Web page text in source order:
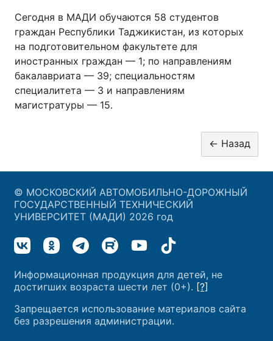
Сегодня в МАДИ обучаются 58 студентов
граждан Республики Таджикистан, из которых
на подготовительном факультете для
иностранных граждан — 1; по направлениям
бакалавриата — 39; специальностям
специалитета — 3 и направлениям
магистратуры — 15.
© МОСКОВСКИЙ АВТОМОБИЛЬНО-ДОРОЖНЫЙ
ГОСУДАРСТВЕННЫЙ ТЕХНИЧЕСКИЙ
УНИВЕРСИТЕТ (МАДИ) 2026 год
Информационная продукция для детей, не
достигших возраста шести лет (0+). [?]
Запрещается использование материалов сайта
без разрешения администрации.